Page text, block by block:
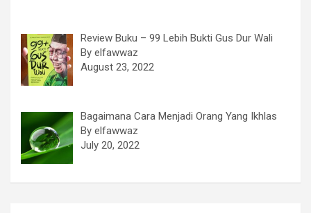
Review Buku – 99 Lebih Bukti Gus Dur Wali
By elfawwaz
August 23, 2022
Bagaimana Cara Menjadi Orang Yang Ikhlas
By elfawwaz
July 20, 2022